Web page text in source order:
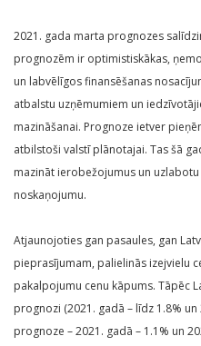
2021. gada marta prognozes
prognozēm ir optimistiskākas,
un labvēlīgos finansēšanas
atbalstu uzņēmumiem un
mazināšanai. Prognoze ietver
atbilstoši valstī plānotajai. Tas šā
mazināt ierobežojumus un
noskaņojumu.
Atjaunojoties gan pasaules, gan
pieprasījumam, palielinās izejvielu
pakalpojumu cenu kāpums. Tāpēc
prognozi (2021. gadā – līdz 1.8%
prognoze – 2021. gadā – 1.1% un